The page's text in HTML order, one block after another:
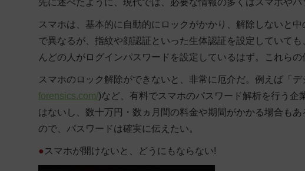
スマホは、基本的に自動的にロックがかかり、解除しないと
で異なるが、指紋や顔認証といった生体認証を設定していて
んどの人がログインパスワードを設定しているはず。これらの
スマホのロック解除ができないと、非常に厄介だ。例えば「
forensics.com/)など、有料でスマホのパスワード解析を行う
はないし、数十万円・数ヵ月間の料金や期間がかかる場合も
ので、パスワードは確実に伝えたい。
● スマホが開けないと、どうにもならない!